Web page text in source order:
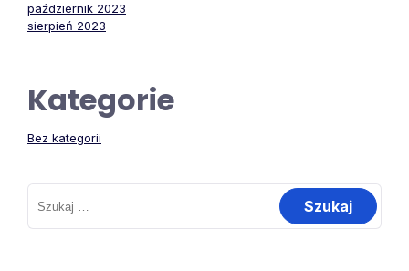
październik 2023
sierpień 2023
Kategorie
Bez kategorii
Szukaj: